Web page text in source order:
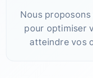
Nous
pour optimiser
atteindre vos